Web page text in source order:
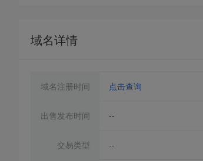
域名详情
域名注册时间 点击查询
出售发布时间 --
交易类型 --